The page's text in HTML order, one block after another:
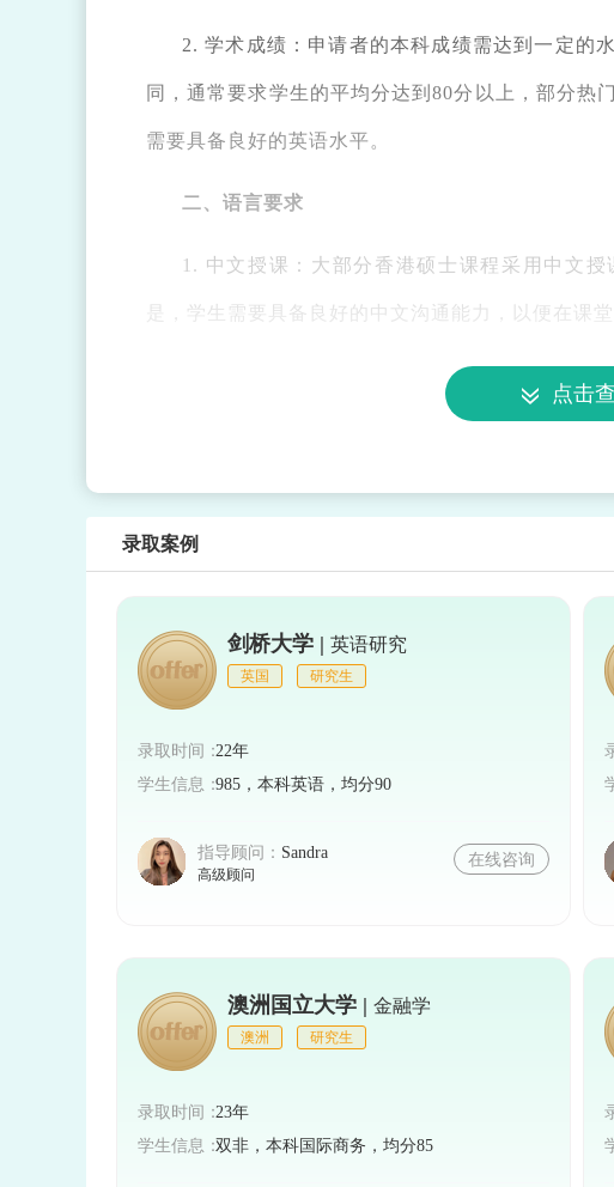
2. 学术成绩：申请者的本科成绩需达到一定的
同，通常要求学生的平均分达到80分以上，部分热
需要具备良好的英语水平。
二、语言要求
1. 中文授课：大部分香港硕士课程采用中文
是，学生需要具备良好的中文沟通能力，以便在课
2. 英语能力：对于部分英文授课的硕士课程，
福（TOEFL）或雅思（IELTS）成绩达到一定标准
三、材料准备
1. 个人简历：申请者需要提供一份详细的个人
经历、获奖情况等。个人简历应突出申请者的亮点
2. 推荐信：部分香港高校要求申请者提交两封
主管撰写。推荐信应客观评价申请者的能力、品
3. 个人陈述：部分专业要求申请者提交个人陈
部分香港高校可能会要求申请者参加面试。面
总之，想要申请中国香港硕士课程的学生需要
点击
录取案例
剑桥大学 | 英语研究
英国 研究生
录取时间：22年
学生信息：985，本科英语，均分90
指导顾问： Sandra
高级顾问
在线咨询
澳洲国立大学 | 金融学
澳洲 研究生
录取时间：23年
学生信息：双非，本科国际商务，均分85